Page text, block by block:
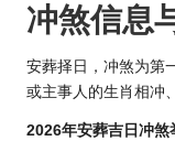
冲煞信息
安葬择日，冲煞为第
或主事人的生肖相冲
2026年安葬吉日冲煞